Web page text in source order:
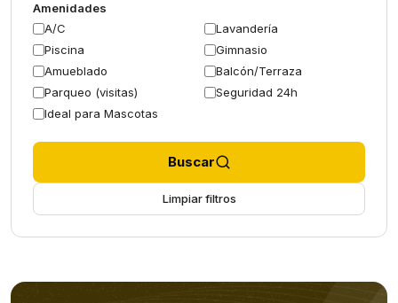
Amenidades
A/C
Lavandería
Piscina
Gimnasio
Amueblado
Balcón/Terraza
Parqueo (visitas)
Seguridad 24h
Ideal para Mascotas
Buscar
Limpiar filtros